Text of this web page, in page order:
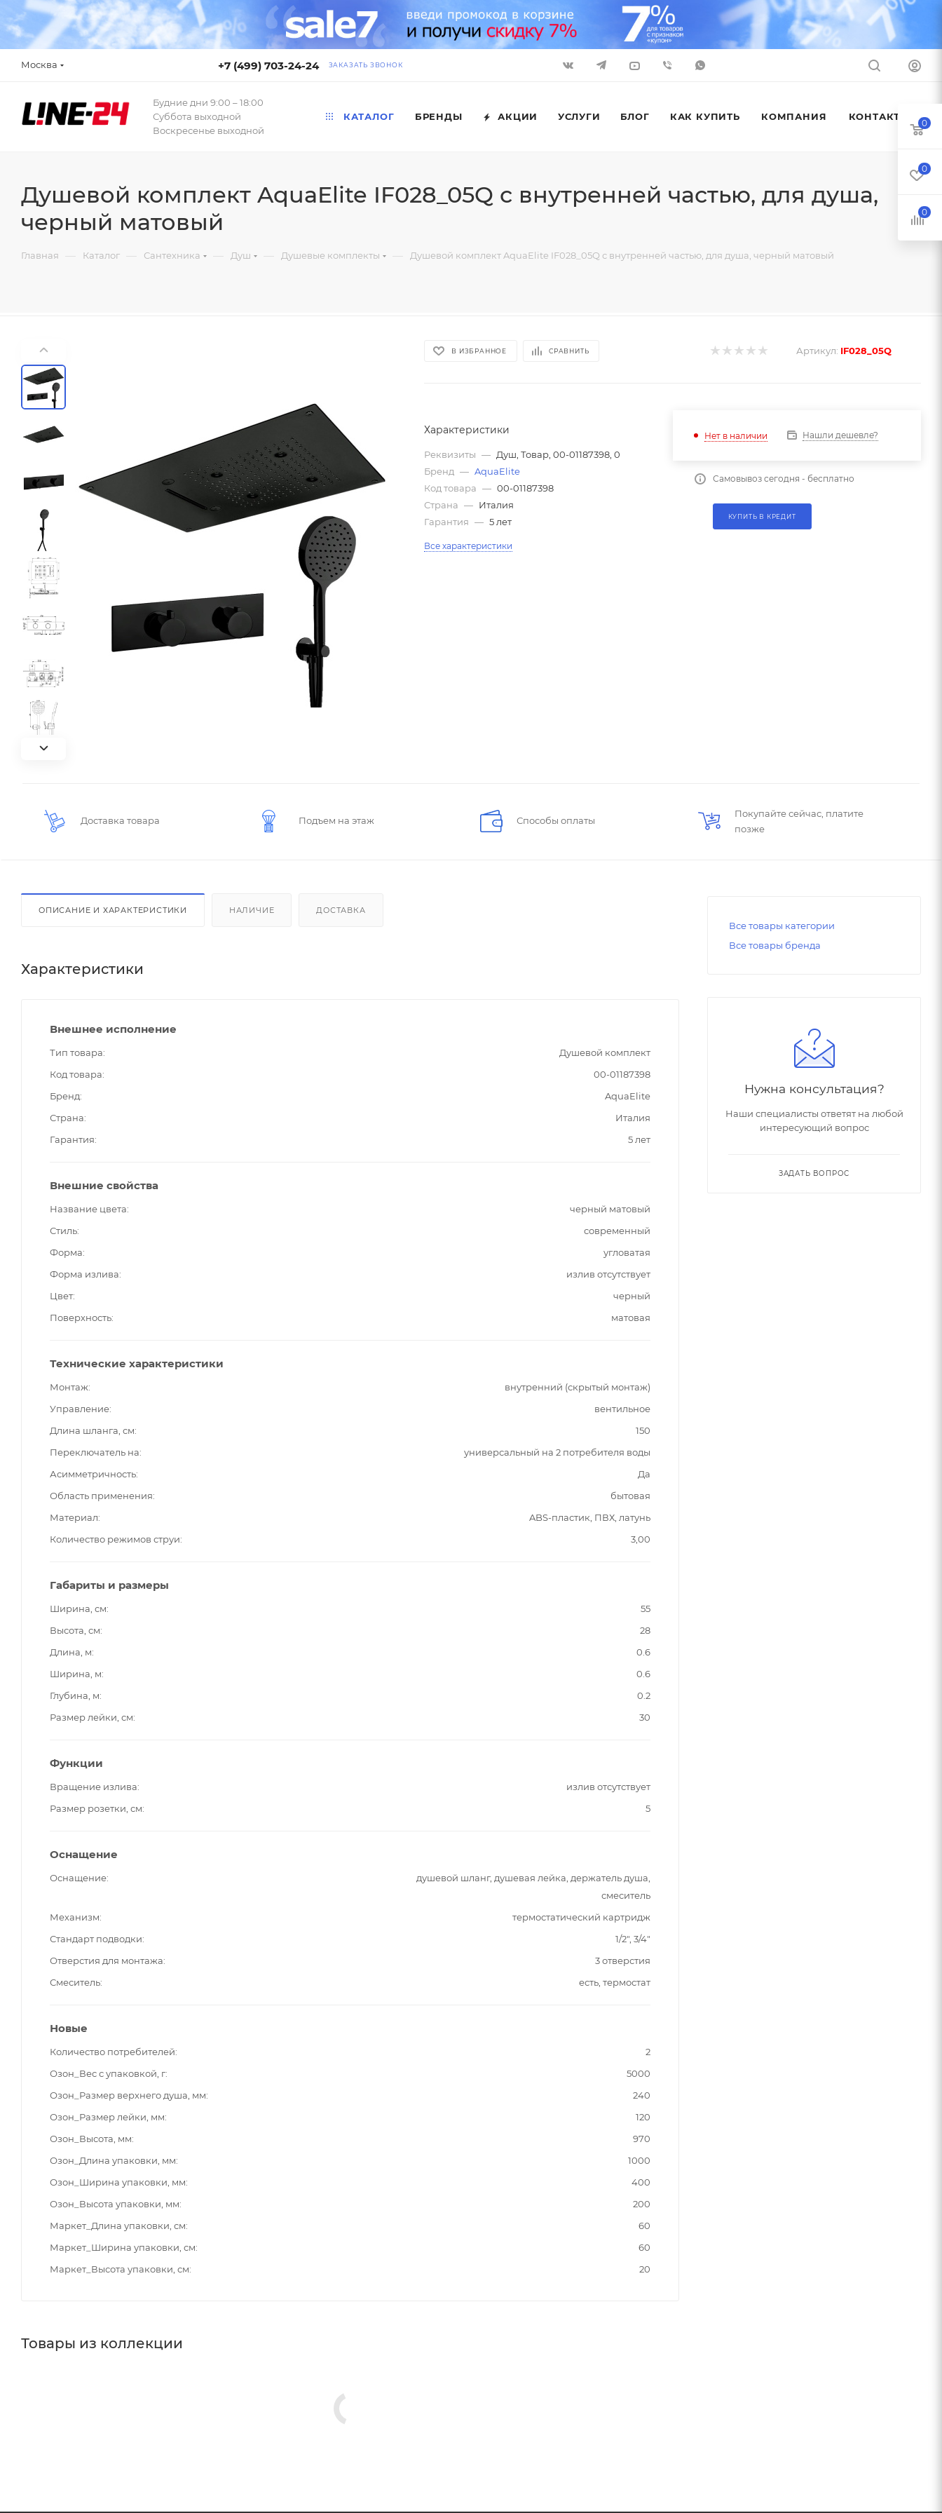
Москва +7 (499) 703-24-24 ЗАКАЗАТЬ ЗВОНОК
Будние дни 9:00 – 18:00
Суббота выходной
Воскресенье выходной
КАТАЛОГ БРЕНДЫ АКЦИИ УСЛУГИ БЛОГ КАК КУПИТЬ КОМПАНИЯ КОНТАКТЫ
Душевой комплект AquaElite IF028_05Q с внутренней частью, для душа,
черный матовый
Главная — Каталог — Сантехника — Душ — Душевые комплекты — Душевой комплект AquaElite IF028_05Q с внутренней частью, для душа, черный матовый
В ИЗБРАННОЕ СРАВНИТЬ Артикул: IF028_05Q
Характеристики
Реквизиты — Душ, Товар, 00-01187398, 0
Бренд — AquaElite
Код товара — 00-01187398
Страна — Италия
Гарантия — 5 лет
Все характеристики
Нет в наличии Нашли дешевле?
Самовывоз сегодня - бесплатно
КУПИТЬ В КРЕДИТ
Доставка товара Подъем на этаж Способы оплаты
Покупайте сейчас, платите
позже
ОПИСАНИЕ И ХАРАКТЕРИСТИКИ НАЛИЧИЕ ДОСТАВКА
Характеристики
Внешнее исполнение
Тип товара
Душевой комплект
Код товара
00-01187398
Бренд
AquaElite
Страна
Италия
Гарантия
5 лет
Внешние свойства
Название цвета
черный матовый
Стиль
современный
Форма
угловатая
Форма излива
излив отсутствует
Цвет
черный
Поверхность
матовая
Технические характеристики
Монтаж
внутренний (скрытый монтаж)
Управление
вентильное
Длина шланга, см
150
Переключатель на
универсальный на 2 потребителя воды
Асимметричность
Да
Область применения
бытовая
Материал
ABS-пластик, ПВХ, латунь
Количество режимов струи
3,00
Габариты и размеры
Ширина, см
55
Высота, см
28
Длина, м
0.6
Ширина, м
0.6
Глубина, м
0.2
Размер лейки, см
30
Функции
Вращение излива
излив отсутствует
Размер розетки, см
5
Оснащение
Оснащение
душевой шланг, душевая лейка, держатель душа,
смеситель
Механизм
термостатический картридж
Стандарт подводки
1/2", 3/4"
Отверстия для монтажа
3 отверстия
Смеситель
есть, термостат
Новые
Количество потребителей
2
Озон_Вес с упаковкой, г
5000
Озон_Размер верхнего душа, мм
240
Озон_Размер лейки, мм
120
Озон_Высота, мм
970
Озон_Длина упаковки, мм
1000
Озон_Ширина упаковки, мм
400
Озон_Высота упаковки, мм
200
Маркет_Длина упаковки, см
60
Маркет_Ширина упаковки, см
60
Маркет_Высота упаковки, см
20
Товары из коллекции
Все товары категории
Все товары бренда
Нужна консультация?
Наши специалисты ответят на любой
интересующий вопрос
ЗАДАТЬ ВОПРОС
0
0
0